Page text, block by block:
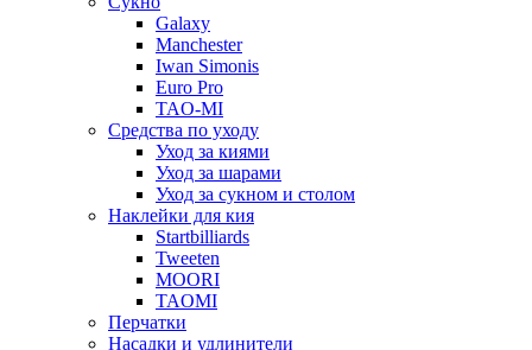
Galaxy
Manchester
Iwan Simonis
Euro Pro
TAO-MI
Средства по уходу
Уход за киями
Уход за шарами
Уход за сукном и столом
Наклейки для кия
Startbilliards
Tweeten
MOORI
TAOMI
Перчатки
Насадки и удлинители